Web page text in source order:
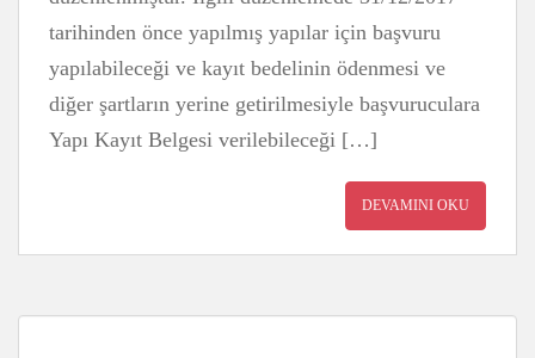
tarihinden önce yapılmış yapılar için başvuru
yapılabileceği ve kayıt bedelinin ödenmesi ve
diğer şartların yerine getirilmesiyle başvuruculara
Yapı Kayıt Belgesi verilebileceği […]
DEVAMINI OKU